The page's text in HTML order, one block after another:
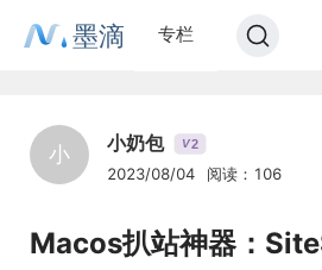
墨滴 专栏
小 小奶包 V2
2023/08/04 阅读：106
Macos扒站神器：